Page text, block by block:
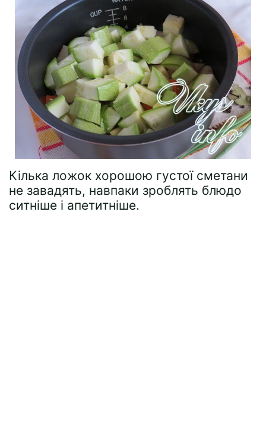
Кілька ложок хорошою густої сметани
не завадять, навпаки зроблять блюдо
ситніше і апетитніше.